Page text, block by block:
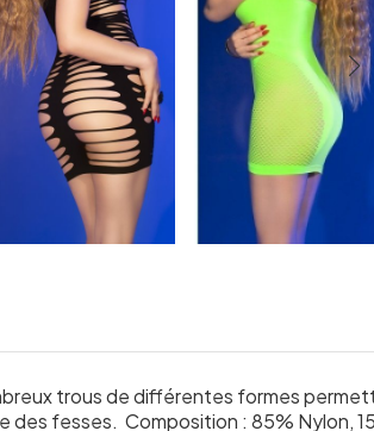
trous de différentes formes
des fesses. Composition : 85% Nylon,